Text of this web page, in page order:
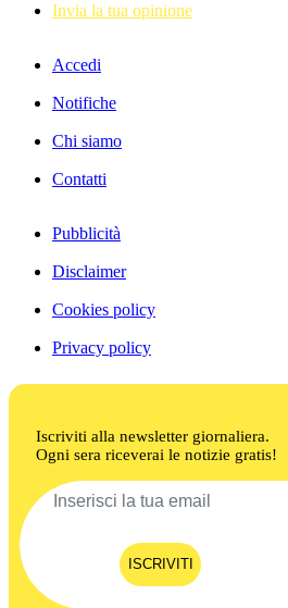
Invia la tua opinione
Accedi
Notifiche
Chi siamo
Contatti
Pubblicità
Disclaimer
Cookies policy
Privacy policy
Iscriviti alla newsletter giornaliera.
Ogni sera riceverai le notizie gratis!
ISCRIVITI